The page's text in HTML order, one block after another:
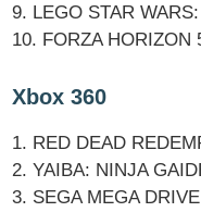
9. LEGO STAR
10. FORZA HORIZON
Xbox 360
1. RED DEAD
2. YAIBA: NINJA
3. SEGA MEGA